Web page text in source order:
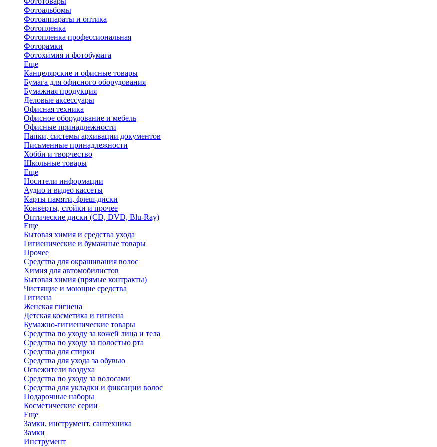
Фотоальбомы
Фотоаппараты и оптика
Фотопленка
Фотопленка профессиональная
Фоторамки
Фотохимия и фотобумага
Еще
Канцелярские и офисные товары
Бумага для офисного оборудования
Бумажная продукция
Деловые аксессуары
Офисная техника
Офисное оборудование и мебель
Офисные принадлежности
Папки, системы архивации документов
Письменные принадлежности
Хобби и творчество
Школьные товары
Еще
Носители информации
Аудио и видео кассеты
Карты памяти, флеш-диски
Конверты, стойки и прочее
Оптические диски (CD, DVD, Blu-Ray)
Еще
Бытовая химия и средства ухода
Гигиенические и бумажные товары
Прочее
Средства для окрашивания волос
Химия для автомобилистов
Бытовая химия (прямые контракты)
Чистящие и моющие средства
Гигиена
Женская гигиена
Детская косметика и гигиена
Бумажно-гигиенические товары
Средства по уходу за кожей лица и тела
Средства по уходу за полостью рта
Средства для стирки
Средства для ухода за обувью
Освежители воздуха
Средства по уходу за волосами
Средства для укладки и фиксации волос
Подарочные наборы
Косметические серии
Еще
Замки, инструмент, сантехника
Замки
Инструмент